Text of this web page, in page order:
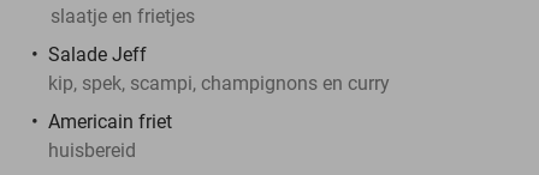
slaatje en frietjes
Salade Jeff
kip, spek, scampi, champignons en curry
Americain friet
huisbereid